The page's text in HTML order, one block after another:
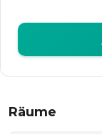
Räume